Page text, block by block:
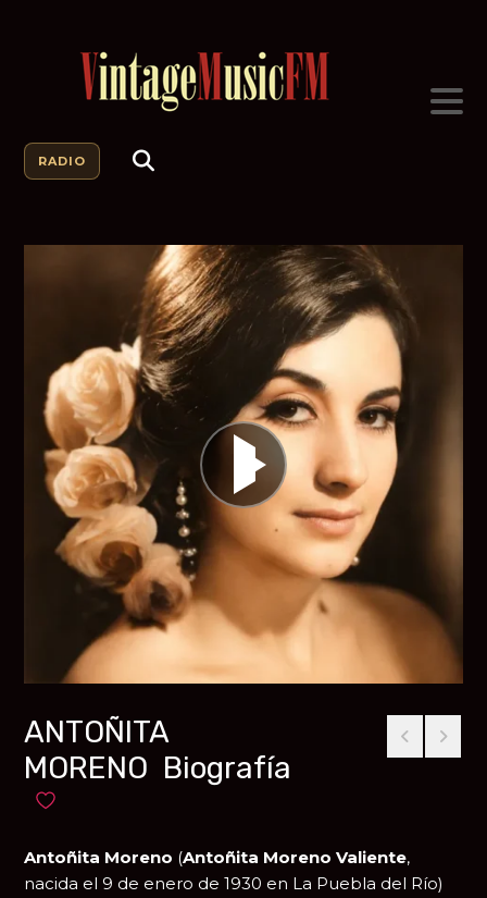
RADIO
ANTOÑITA
MORENO Biografía
Añadir a favoritos
Antoñita Moreno (Antoñita Moreno Valiente,
nacida el 9 de enero de 1930 en La Puebla del Río)